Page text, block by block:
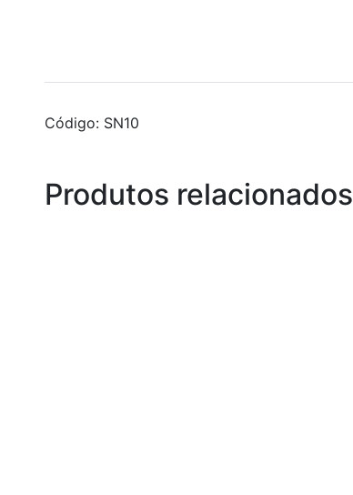
Código: SN10
Produtos relacionados